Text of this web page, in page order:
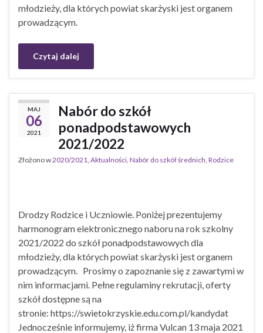
młodzieży, dla których powiat skarżyski jest organem
prowadzącym.
Czytaj dalej
MAJ
06
2021
Nabór do szkół
ponadpodstawowych
2021/2022
Złożono w2020/2021 Aktualności Nabór do szkół średnich Rodzice
Drodzy Rodzice i Uczniowie. Poniżej prezentujemy
harmonogram elektronicznego naboru na rok szkolny
2021/2022 do szkół ponadpodstawowych dla
młodzieży, dla których powiat skarżyski jest organem
prowadzącym. Prosimy o zapoznanie się z zawartymi w
nim informacjami. Pełne regulaminy rekrutacji, oferty
szkół dostępne są na
stronie: https://swietokrzyskie.edu.com.pl/kandydat
Jednocześnie informujemy, iż firma Vulcan 13 maja 2021